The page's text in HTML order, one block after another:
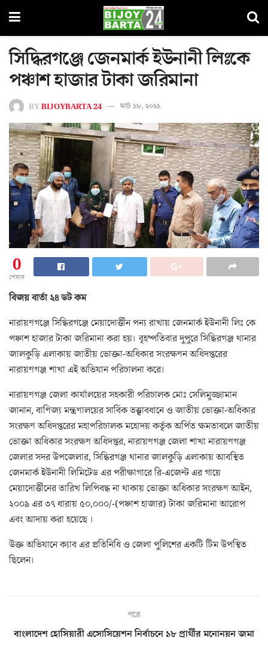
সিদ্ধিরগঞ্জে জেনমার্ক ইউনানী লিঃকে
পঞ্চাশ হাজার টাকা জরিমানা
BYBIJOYBARTA 24 মার্চ ১৮, ২০২১
0
শেয়ার
বিজয় বার্তা ২৪ ডট কম
নারায়ণগঞ্জে সিদ্ধিরগঞ্জে মেয়াদোর্ত্তীন পন্য রাখায় জেনমার্ক ইউনানী লিঃ কে
পঞ্চাশ হাজার টাকা জরিমানা করা হয়। বৃহষ্পতিবার দুপুরে সিদ্ধিরগঞ্জ থানার
জালকুড়ি এলাকায় জাতীয় ভোক্তা-অধিকার সংরক্ষণন অধিদপ্তরের
নারায়ণগঞ্জ শাখা এই অভিযান পরিচালনা করে।
নারায়ণগঞ্জ জেলা কার্যালয়ের সহকারী পরিচালক মোঃ সেলিমুজ্জামান
জানান, বাণিজ্য মন্ত্রণালয়ের সার্বিক তত্ত্বাবধানে ও জাতীয় ভোক্তা-অধিকার
সংরক্ষণ অধিদপ্তরের মহাপরিচালক মহোদয় কর্তৃক অর্পিত ক্ষমতাবলে জাতীয়
ভোক্তা অধিকার সংরক্ষণ অধিদপ্তর, নারায়ণগঞ্জ জেলা শাখা নারায়ণগঞ্জ
জেলার সদর উপজেলার, সিদ্ধিরগঞ্জ থানার জালকুড়ি এলাকায় আবস্থিত
জেনমার্ক ইউনানী লিমিটেড এর পরীক্ষাগারে রি-এজেন্ট এর গায়ে
মেয়াদোর্ত্তীনের তারিখ লিপিবদ্ধ না থাকায় ভোক্তা অধিকার সংরক্ষণ আইন,
২০০৯ এর ৩৭ ধারায় ৫০,০০০/-(পঞ্চাশ হাজার) টাকা জরিমানা আরোপ
এবং আদায় করা হয়েছে ।
উক্ত অভিযানে ক্যাব এর প্রতিনিধি ও জেলা পুলিশের একটি টিম উপস্থিত
ছিলেন।
পরে
বাংলা‌দেশ হো‌সিয়ারী এ‌সো‌সি‌য়েশন নির্বাচ‌নে ১৮ প্রার্থীর ম‌নোনয়ন জমা